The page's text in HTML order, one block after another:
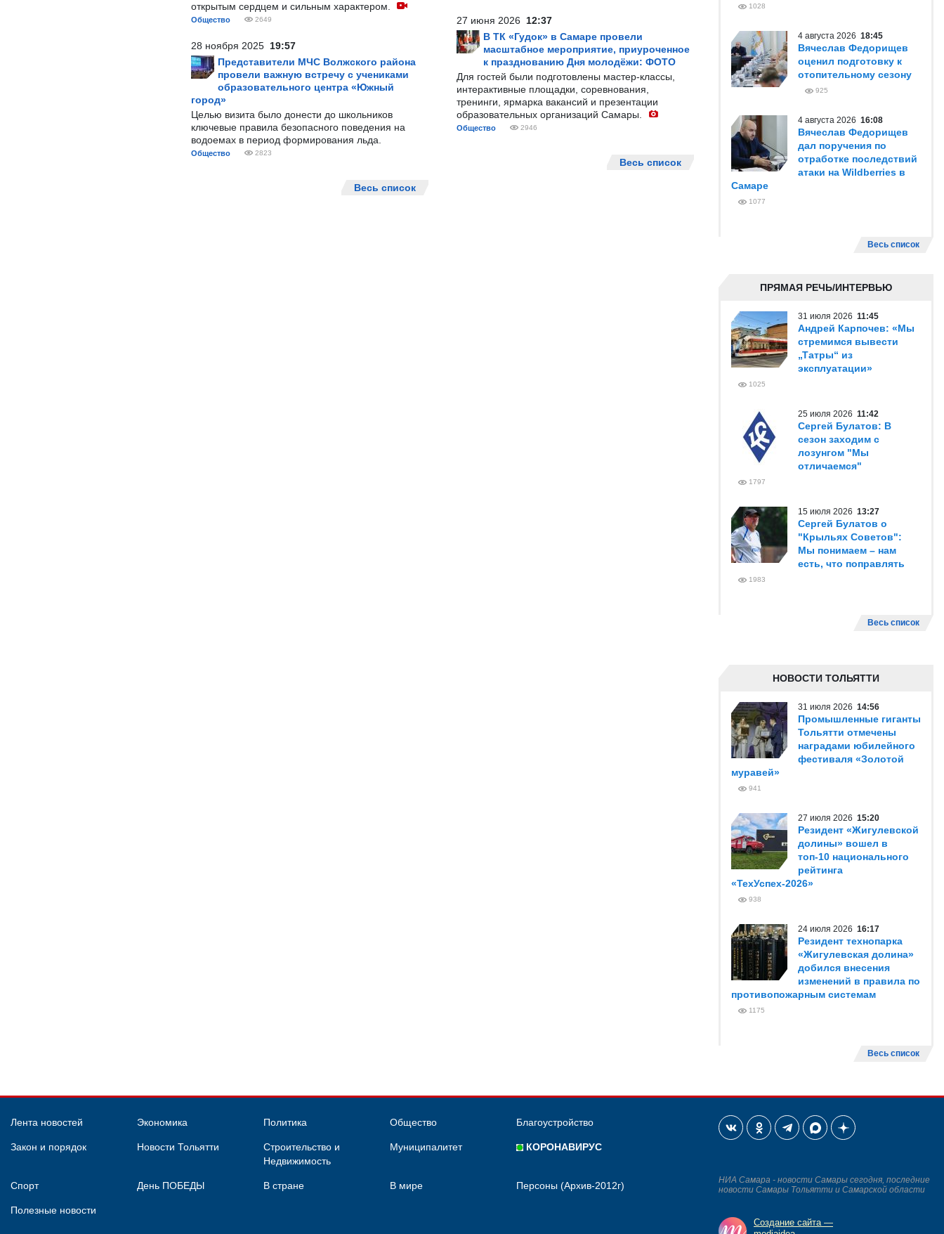
открытым сердцем и сильным характером.
Общество 2649
28 ноября 2025 19:57
Представители МЧС Волжского района
провели важную встречу с учениками
образовательного центра «Южный
город»
Целью визита было донести до школьников
ключевые правила безопасного поведения на
водоемах в период формирования льда.
Общество 2823
Весь список
27 июня 2026 12:37
В ТК «Гудок» в Самаре провели
масштабное мероприятие, приуроченное
к празднованию Дня молодёжи: ФОТО
Для гостей были подготовлены мастер-классы,
интерактивные площадки, соревнования,
тренинги, ярмарка вакансий и презентации
образовательных организаций Самары.
Общество 2946
Весь список
1028
4 августа 2026 18:45
Вячеслав Федорищев
оценил подготовку к
отопительному сезону
925
4 августа 2026 16:08
Вячеслав Федорищев
дал поручения по
отработке последствий
атаки на Wildberries в
Самаре
1077
Весь список
ПРЯМАЯ РЕЧЬ/ИНТЕРВЬЮ
31 июля 2026 11:45
Андрей Карпочев: «Мы
стремимся вывести
„Татры“ из
эксплуатации»
1025
25 июля 2026 11:42
Сергей Булатов: В
сезон заходим с
лозунгом "Мы
отличаемся"
1797
15 июля 2026 13:27
Сергей Булатов о
"Крыльях Советов":
Мы понимаем – нам
есть, что поправлять
1983
Весь список
НОВОСТИ ТОЛЬЯТТИ
31 июля 2026 14:56
Промышленные гиганты
Тольятти отмечены
наградами юбилейного
фестиваля «Золотой
муравей»
941
27 июля 2026 15:20
Резидент «Жигулевской
долины» вошел в
топ-10 национального
рейтинга
«ТехУспех-2026»
938
24 июля 2026 16:17
Резидент технопарка
«Жигулевская долина»
добился внесения
изменений в правила по
противопожарным системам
1175
Весь список
Лента новостей Экономика Политика Общество Благоустройство
Закон и порядок Новости Тольятти
Строительство и
Недвижимость
Муниципалитет КОРОНАВИРУС
Спорт День ПОБЕДЫ В стране В мире Персоны (Архив-2012г)
Полезные новости
НИА Самара - новости Самары сегодня, последние
новости Самары Тольятти и Самарской области
Создание сайта —